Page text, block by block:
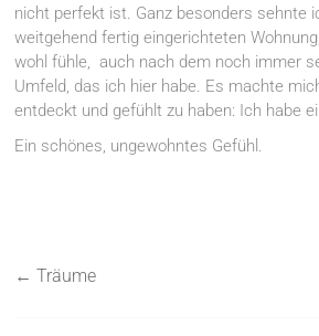
nicht perfekt ist. Ganz besonders sehnte
weitgehend fertig eingerichteten
wohl fühle, auch nach dem noch immer
Umfeld, das ich hier habe. Es machte
entdeckt und gefühlt zu haben: Ich habe
Ein schönes, ungewohntes Gefühl.
← Träume